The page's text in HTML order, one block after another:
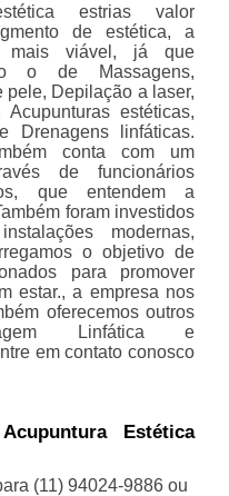
estrias valor
de estética, a
viável, já que
o de Massagens,
pele, Depilação a laser,
estéticas,
Drenagens linfáticas.
conta com um
de funcionários
que entendem a
foram investidos
modernas,
o objetivo de
para promover
estar., a empresa nos
oferecemos outros
Linfática e
em contato conosco
Estética
(11) 94024-9886ou